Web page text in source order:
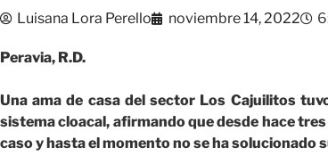
Luisana Lora Perello noviembre 14, 2022
Peravia, R.D.
Una ama de casa del sector Los Cajuilitos
sistema cloacal, afirmando que desde hace
caso y hasta el momento no se ha solucionado